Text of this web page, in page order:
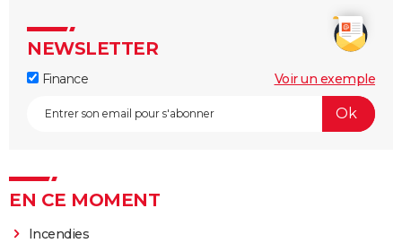
NEWSLETTER
Finance Voir un exemple
EN CE MOMENT
Incendies